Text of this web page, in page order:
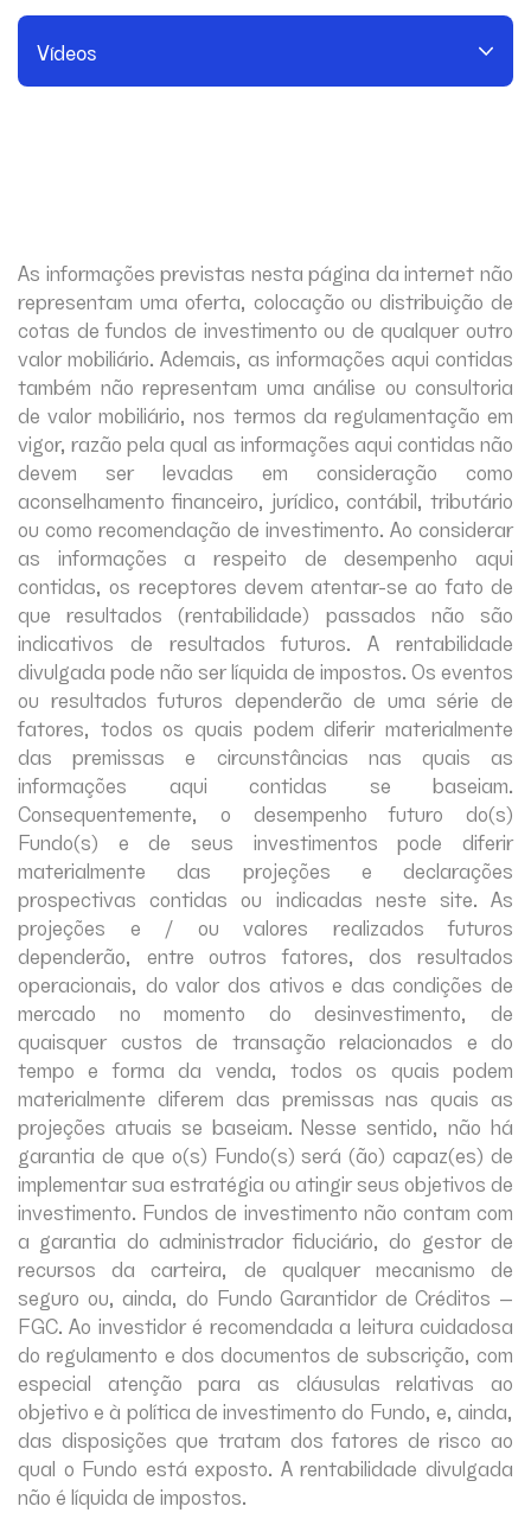
Invista Agora
Vídeos
As informações previstas nesta página da internet não
representam uma oferta, colocação ou distribuição de
cotas de fundos de investimento ou de qualquer outro
valor mobiliário. Ademais, as informações aqui contidas
também não representam uma análise ou consultoria
de valor mobiliário, nos termos da regulamentação em
vigor, razão pela qual as informações aqui contidas não
devem ser levadas em consideração como
aconselhamento financeiro, jurídico, contábil, tributário
ou como recomendação de investimento. Ao considerar
as informações a respeito de desempenho aqui
contidas, os receptores devem atentar-se ao fato de
que resultados (rentabilidade) passados não são
indicativos de resultados futuros. A rentabilidade
divulgada pode não ser líquida de impostos. Os eventos
ou resultados futuros dependerão de uma série de
fatores, todos os quais podem diferir materialmente
das premissas e circunstâncias nas quais as
informações aqui contidas se baseiam.
Consequentemente, o desempenho futuro do(s)
Fundo(s) e de seus investimentos pode diferir
materialmente das projeções e declarações
prospectivas contidas ou indicadas neste site. As
projeções e / ou valores realizados futuros
dependerão, entre outros fatores, dos resultados
operacionais, do valor dos ativos e das condições de
mercado no momento do desinvestimento, de
quaisquer custos de transação relacionados e do
tempo e forma da venda, todos os quais podem
materialmente diferem das premissas nas quais as
projeções atuais se baseiam. Nesse sentido, não há
garantia de que o(s) Fundo(s) será (ão) capaz(es) de
implementar sua estratégia ou atingir seus objetivos de
investimento. Fundos de investimento não contam com
a garantia do administrador fiduciário, do gestor de
recursos da carteira, de qualquer mecanismo de
seguro ou, ainda, do Fundo Garantidor de Créditos –
FGC. Ao investidor é recomendada a leitura cuidadosa
do regulamento e dos documentos de subscrição, com
especial atenção para as cláusulas relativas ao
objetivo e à política de investimento do Fundo, e, ainda,
das disposições que tratam dos fatores de risco ao
qual o Fundo está exposto. A rentabilidade divulgada
não é líquida de impostos.